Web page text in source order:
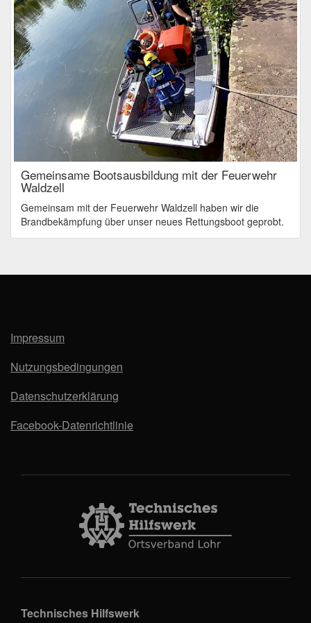
Gemeinsame Bootsausbildung mit der Feuerwehr
Waldzell
Gemeinsam mit der Feuerwehr Waldzell haben wir die
Brandbekämpfung über unser neues Rettungsboot geprobt.
Impressum
Nutzungsbedingungen
Datenschutzerklärung
Facebook-Datenrichtlinie
Technisches Hilfswerk